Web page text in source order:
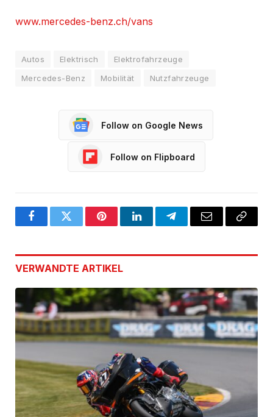
www.mercedes-benz.ch/vans
Autos Elektrisch
Elektrofahrzeuge
Mercedes-Benz
Mobilität Nutzfahrzeuge
Follow on Google News
Follow on Flipboard
FacebookTwitter PinterestLinkedInTelegramEmail
Copy
VERWANDTE ARTIKEL